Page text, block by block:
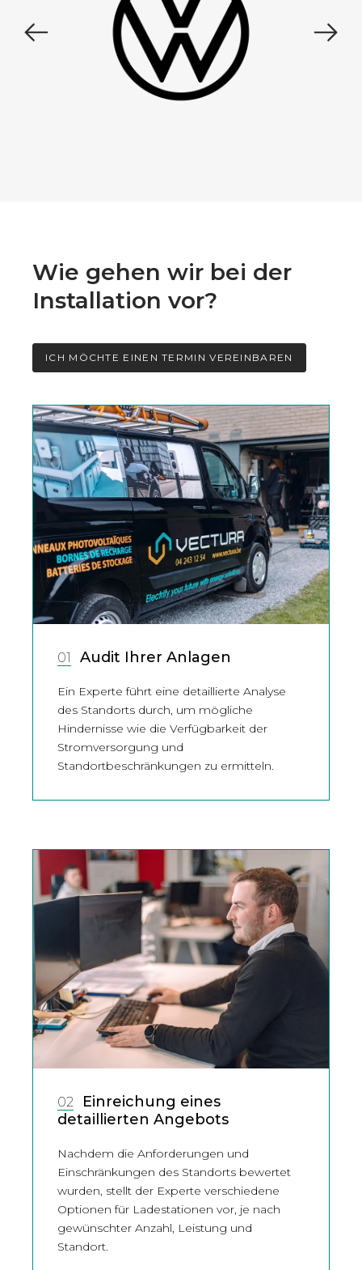
Wie gehen wir bei der
Installation vor?
ICH MÖCHTE EINEN TERMIN VEREINBAREN
01 Audit Ihrer Anlagen
Ein Experte führt eine detaillierte Analyse
des Standorts durch, um mögliche
Hindernisse wie die Verfügbarkeit der
Stromversorgung und
Standortbeschränkungen zu ermitteln.
02
Einreichung eines
detaillierten Angebots
Nachdem die Anforderungen und
Einschränkungen des Standorts bewertet
wurden, stellt der Experte verschiedene
Optionen für Ladestationen vor, je nach
gewünschter Anzahl, Leistung und
Standort.